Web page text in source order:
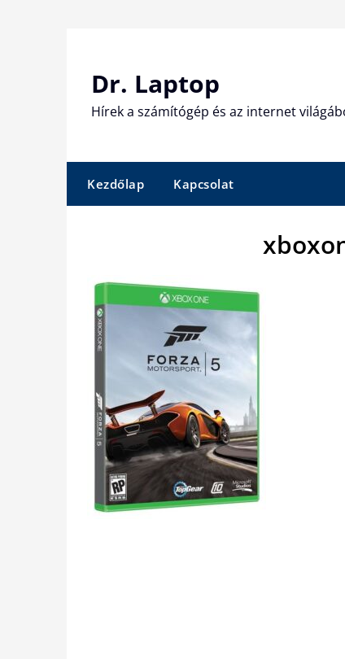
Dr. Laptop
Hírek a számítógép és az internet
Kezdőlap Kapcsolat